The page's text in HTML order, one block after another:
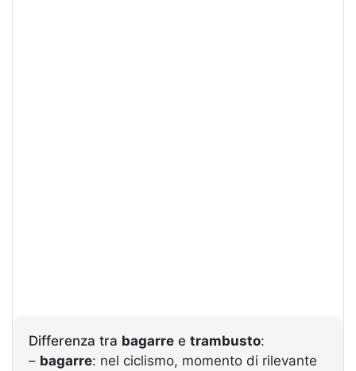
Differenza tra bagarre e trambusto:
– bagarre: nel ciclismo, momento di rilevante